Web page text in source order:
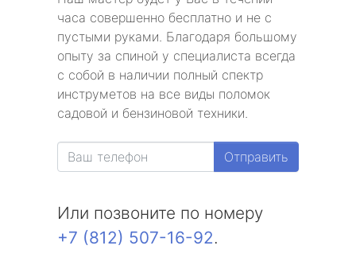
часа совершенно бесплатно и не с
пустыми руками. Благодаря большому
опыту за спиной у специалиста всегда
с собой в наличии полный спектр
инструметов на все виды поломок
садовой и бензиновой техники.
Отправить
Или позвоните по номеру
+7 (812) 507-16-92.